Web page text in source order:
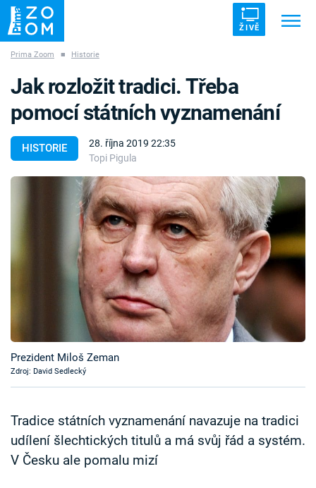
ŽIVĚ
ZÁHADY VETŘELCI DÁVNOVĚKU
Témata
TV Program
Sledujte prima+
Sledujte nás
Prima Zoom ■ Historie
HISTORIE
28. října 2019 22:35
Topi Pigula
Jak rozložit tradici. Třeba
pomocí státních vyznamenání
Prezident Miloš Zeman
Zdroj: David Sedlecký
Tradice státních vyznamenání navazuje na tradici
udílení šlechtických titulů a má svůj řád a systém.
V Česku ale pomalu mizí